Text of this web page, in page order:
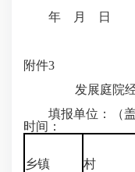
年 月 日
附件3
发展庭院经
填报单
时间：
乡镇 村